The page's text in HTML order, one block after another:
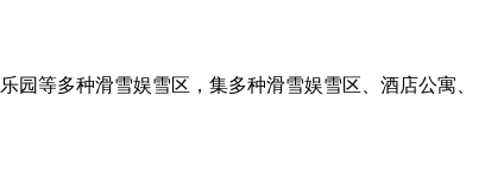
等多种滑雪娱雪区，集多种滑雪娱雪区、酒店公寓、